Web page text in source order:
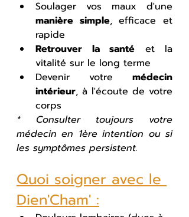
manière simple, efficace et
rapide
Retrouver la santé et la
vitalité sur le long terme
Devenir votre médecin
intérieur, à l'écoute de votre
corps
* Consulter toujours votre
médecin en 1ère intention ou si
les symptômes persistent.
Quoi soigner avec le
Dien'Cham' :